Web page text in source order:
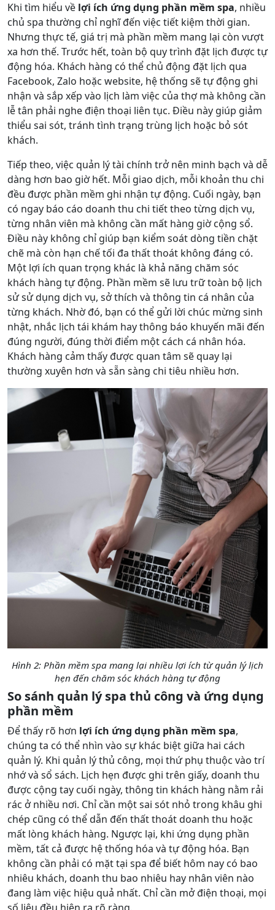
Khi tìm hiểu về lợi ích ứng dụng phần mềm spa, nhiều
chủ spa thường chỉ nghĩ đến việc tiết kiệm thời gian.
Nhưng thực tế, giá trị mà phần mềm mang lại còn vượt
xa hơn thế. Trước hết, toàn bộ quy trình đặt lịch được tự
động hóa. Khách hàng có thể chủ động đặt lịch qua
Facebook, Zalo hoặc website, hệ thống sẽ tự động ghi
nhận và sắp xếp vào lịch làm việc của thợ mà không cần
lễ tân phải nghe điện thoại liên tục. Điều này giúp giảm
thiểu sai sót, tránh tình trạng trùng lịch hoặc bỏ sót
khách.
Tiếp theo, việc quản lý tài chính trở nên minh bạch và dễ
dàng hơn bao giờ hết. Mỗi giao dịch, mỗi khoản thu chi
đều được phần mềm ghi nhận tự động. Cuối ngày, bạn
có ngay báo cáo doanh thu chi tiết theo từng dịch vụ,
từng nhân viên mà không cần mất hàng giờ cộng sổ.
Điều này không chỉ giúp bạn kiểm soát dòng tiền chặt
chẽ mà còn hạn chế tối đa thất thoát không đáng có.
Một lợi ích quan trọng khác là khả năng chăm sóc
khách hàng tự động. Phần mềm sẽ lưu trữ toàn bộ lịch
sử sử dụng dịch vụ, sở thích và thông tin cá nhân của
từng khách. Nhờ đó, bạn có thể gửi lời chúc mừng sinh
nhật, nhắc lịch tái khám hay thông báo khuyến mãi đến
đúng người, đúng thời điểm một cách cá nhân hóa.
Khách hàng cảm thấy được quan tâm sẽ quay lại
thường xuyên hơn và sẵn sàng chi tiêu nhiều hơn.
Hình 2: Phần mềm spa mang lại nhiều lợi ích từ quản lý lịch
hẹn đến chăm sóc khách hàng tự động
So sánh quản lý spa thủ công và ứng dụng
phần mềm
Để thấy rõ hơn lợi ích ứng dụng phần mềm spa,
chúng ta có thể nhìn vào sự khác biệt giữa hai cách
quản lý. Khi quản lý thủ công, mọi thứ phụ thuộc vào trí
nhớ và sổ sách. Lịch hẹn được ghi trên giấy, doanh thu
được cộng tay cuối ngày, thông tin khách hàng nằm rải
rác ở nhiều nơi. Chỉ cần một sai sót nhỏ trong khâu ghi
chép cũng có thể dẫn đến thất thoát doanh thu hoặc
mất lòng khách hàng. Ngược lại, khi ứng dụng phần
mềm, tất cả được hệ thống hóa và tự động hóa. Bạn
không cần phải có mặt tại spa để biết hôm nay có bao
nhiêu khách, doanh thu bao nhiêu hay nhân viên nào
đang làm việc hiệu quả nhất. Chỉ cần mở điện thoại, mọi